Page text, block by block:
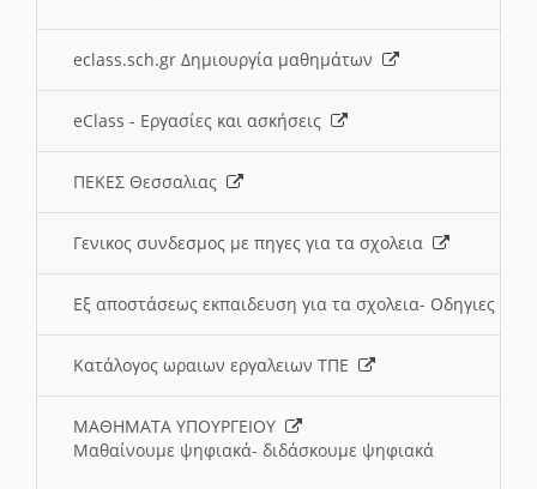
eclass.sch.gr Δημιουργία μαθημάτων
eClass - Εργασίες και ασκήσεις
ΠΕΚΕΣ Θεσσαλιας
Γενικος συνδεσμος με πηγες για τα σχολεια
Εξ αποστάσεως εκπαιδευση για τα σχολεια- Οδηγιες
Κατάλογος ωραιων εργαλειων ΤΠΕ
ΜΑΘΗΜΑΤΑ ΥΠΟΥΡΓΕΙΟΥ
Μαθαίνουμε ψηφιακά- διδάσκουμε ψηφιακά